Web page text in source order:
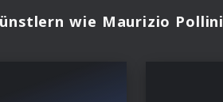
wie Maurizio Pollini